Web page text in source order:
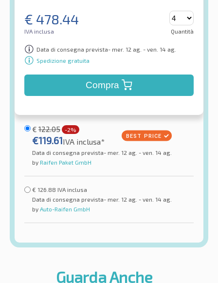
€ 478.44
IVA inclusa Quantità
Data di consegna prevista- mer. 12 ag. - ven. 14 ag.
Spedizione gratuita
Compra
€ 122.05 -2%
€119.61IVA inclusa*
Data di consegna prevista- mer. 12 ag. - ven. 14 ag.
by Raifen Paket GmbH
€ 126.88 IVA inclusa
Data di consegna prevista- mer. 12 ag. - ven. 14 ag.
by Auto-Raifen GmbH
Guarda Anche